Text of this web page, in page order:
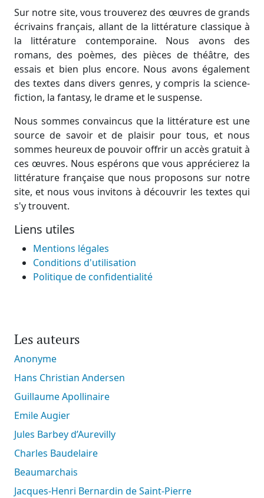
Sur notre site, vous trouverez des œuvres de grands
écrivains français, allant de la littérature classique à
la littérature contemporaine. Nous avons des
romans, des poèmes, des pièces de théâtre, des
essais et bien plus encore. Nous avons également
des textes dans divers genres, y compris la science-
fiction, la fantasy, le drame et le suspense.
Nous sommes convaincus que la littérature est une
source de savoir et de plaisir pour tous, et nous
sommes heureux de pouvoir offrir un accès gratuit à
ces œuvres. Nous espérons que vous apprécierez la
littérature française que nous proposons sur notre
site, et nous vous invitons à découvrir les textes qui
s'y trouvent.
Liens utiles
Mentions légales
Conditions d'utilisation
Politique de confidentialité
Les auteurs
Anonyme
Hans Christian Andersen
Guillaume Apollinaire
Emile Augier
Jules Barbey d’Aurevilly
Charles Baudelaire
Beaumarchais
Jacques-Henri Bernardin de Saint-Pierre